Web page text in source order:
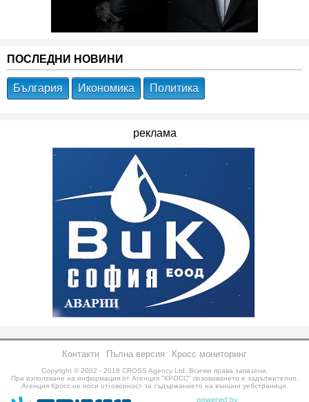
ПОСЛЕДНИ НОВИНИ
България Икономика Политика
реклама
Контакти Пълна версия Кросс мониторинг
Copyright © 2002 - 2018 CROSS Agency Ltd.
Всички права запазени.
При използване на информация от Агенция "КРОСС" позоваването е задължително.
Агенция Кросс не носи отговорност за съдържанието на външни уебстраници.